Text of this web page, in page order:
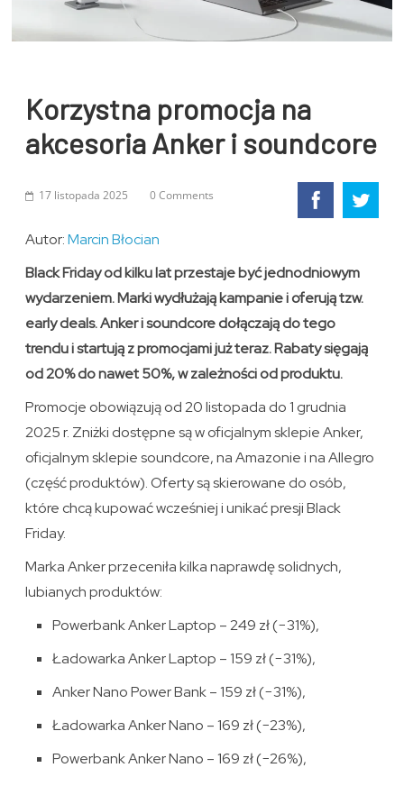
Korzystna promocja na
akcesoria Anker i soundcore
17 listopada 2025 0 Comments
Autor:Marcin Błocian
Black Friday od kilku lat przestaje być jednodniowym
wydarzeniem. Marki wydłużają kampanie i oferują tzw.
early deals. Anker i soundcore dołączają do tego
trendu i startują z promocjami już teraz. Rabaty sięgają
od 20% do nawet 50%, w zależności od produktu.
Promocje obowiązują od 20 listopada do 1 grudnia
2025 r. Zniżki dostępne są w oficjalnym sklepie Anker,
oficjalnym sklepie soundcore, na Amazonie i na Allegro
(część produktów). Oferty są skierowane do osób,
które chcą kupować wcześniej i unikać presji Black
Friday.
Marka Anker przeceniła kilka naprawdę solidnych,
lubianych produktów:
Powerbank Anker Laptop – 249 zł (−31%),
Ładowarka Anker Laptop – 159 zł (−31%),
Anker Nano Power Bank – 159 zł (−31%),
Ładowarka Anker Nano – 169 zł (−23%),
Powerbank Anker Nano – 169 zł (−26%),